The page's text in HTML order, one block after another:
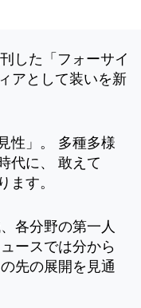
した「フォーサイ
アとして装いを新
性」。 多種多様
代に、 敢えて
ます。
各分野の第一人
ースでは分から
先の展開を見通